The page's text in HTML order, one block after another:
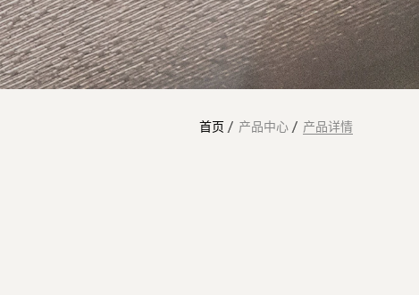
首页 产品中心 产品详情